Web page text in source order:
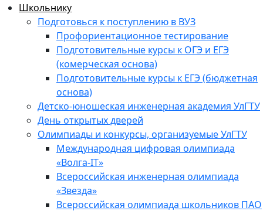
Школьнику
Подготовься к поступлению в ВУЗ
Профориентационное тестирование
Подготовительные курсы к ОГЭ и ЕГЭ
(комерческая основа)
Подготовительные курсы к ЕГЭ (бюджетная
основа)
Детско-юношеская инженерная академия УлГТУ
День открытых дверей
Олимпиады и конкурсы, организуемые УлГТУ
Международная цифровая олимпиада
«Волга-IT»
Всероссийская инженерная олимпиада
«Звезда»
Всероссийская олимпиада школьников ПАО